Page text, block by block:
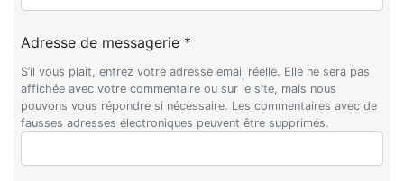
Adresse de messagerie *
S’il vous plaît, entrez votre adresse email réelle. Elle ne sera pas
affichée avec votre commentaire ou sur le site, mais nous
pouvons vous répondre si nécessaire. Les commentaires avec de
fausses adresses électroniques peuvent être supprimés.